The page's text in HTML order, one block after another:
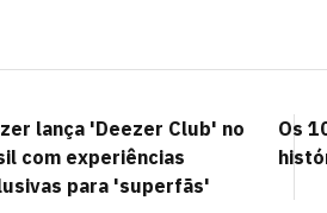
lança 'Deezer Club' no
com experiências
para 'superfãs'
Os